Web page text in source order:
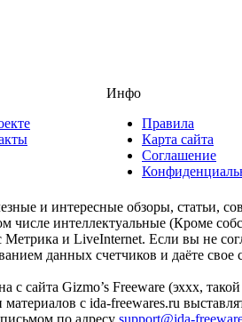
Инфо
Правила
Карта сайта
Соглашение
и интересные обзоры, статьи,
числе интеллектуальные (Кроме
Метрика и LiveInternet. Если вы не
данных счетчиков и даёте
с сайта Gizmo’s Freeware (эххх,
материалов с ida-freewares.ru